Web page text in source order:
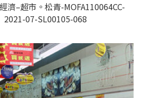
濟–超市。松青-MOFA110064CC-
2021-07-SL00105-068